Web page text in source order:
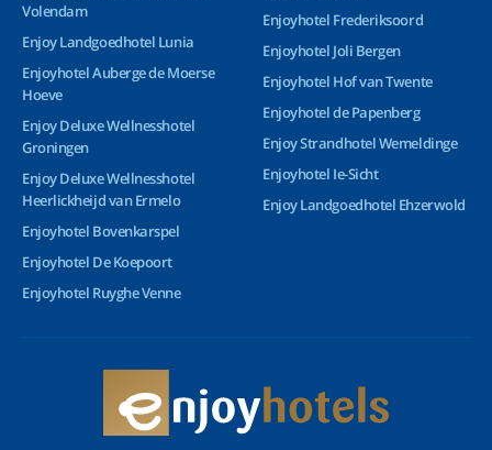
Volendam
Enjoy Landgoedhotel Lunia
Enjoyhotel Auberge de Moerse
Hoeve
Enjoy Deluxe Wellnesshotel
Groningen
Enjoy Deluxe Wellnesshotel
Heerlickheijd van Ermelo
Enjoyhotel Bovenkarspel
Enjoyhotel De Koepoort
Enjoyhotel Ruyghe Venne
Enjoyhotel Frederiksoord
Enjoyhotel Joli Bergen
Enjoyhotel Hof van Twente
Enjoyhotel de Papenberg
Enjoy Strandhotel Wemeldinge
Enjoyhotel Ie-Sicht
Enjoy Landgoedhotel Ehzerwold